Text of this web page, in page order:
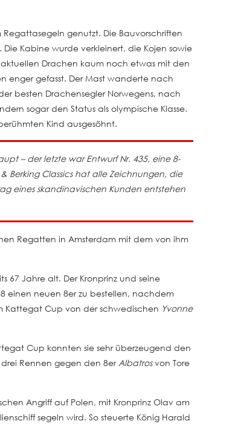
genutzt. Die Bauvorschriften
Kabine wurde verkleinert, die Kojen sowie
Drachen kaum noch etwas mit den
enger gefasst. Der Mast wanderte nach
besten Drachensegler Norwegens, nach
sogar den Status als olympische Klasse.
Kind ausgesöhnt.
– der letzte war Entwurf Nr. 435, eine 8-
Berking Classics hat alle Zeichnungen, die
eines skandinavischen Kunden entstehen
Regatten in Amsterdam mit dem von ihm
67 Jahre alt. Der Kronprinz und seine
einen neuen 8er zu bestellen, nachdem
Kattegat Cup von der schwedischen Yvonne
Cup konnten sie sehr überzeugend den
Rennen gegen den 8er Albatrosvon Tore
Angriff auf Polen, mit Kronprinz Olav am
segeln wird. So steuerte König Harald